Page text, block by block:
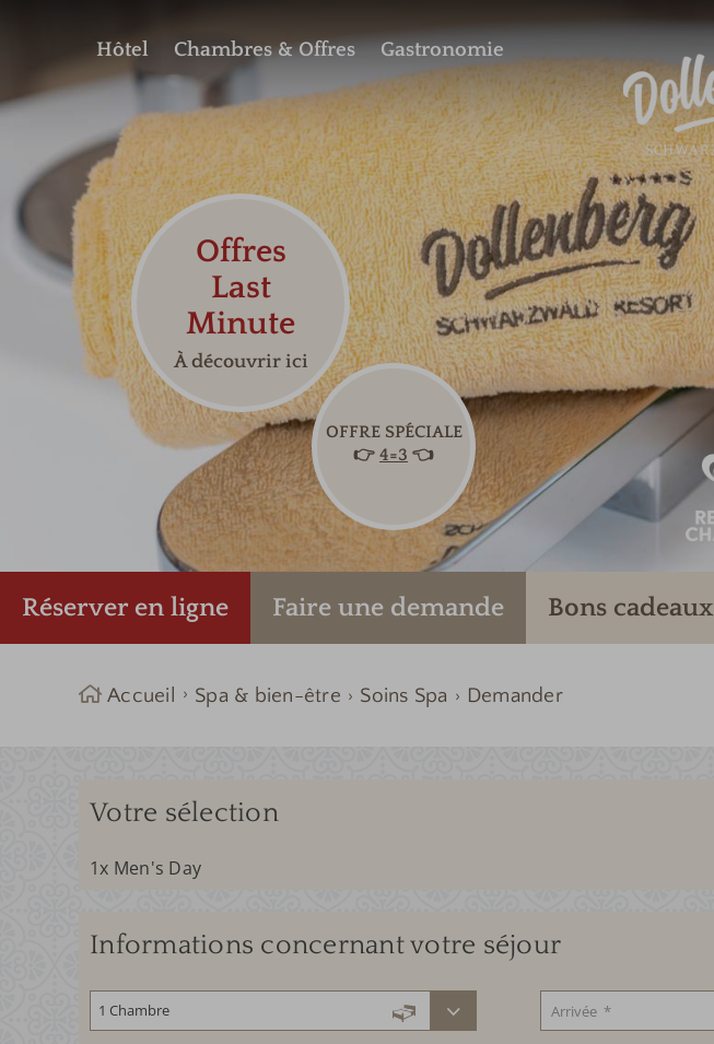
Hôtel Chambres & Offres Gastronomie
Réserver en ligne Faire unedemande Bons cadeaux
Offres
Last
Minute
À découvrir ici
OFFRE SPÉCIALE
👉 4=3 👈
Accueil Spa & bien-être Soins Spa Demander
Votre sélection
1x Men's Day
Informations concernant votre séjour